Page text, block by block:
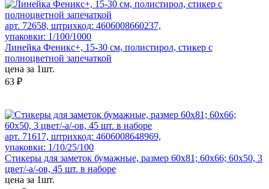
арт. 72658, штрихкод: 4606008660237,
упаковки: 1/100/1000
Линейка Феникс+, 15-30 см, полистирол, стикер с
полноцветной запечаткой
цена за 1шт.
63 ₽
арт. 71617, штрихкод: 4606008648969,
упаковки: 1/10/25/100
Стикеры для заметок бумажные, размер 60х81; 60х66; 60х50, 3
цвет/-а/-ов, 45 шт. в наборе
цена за 1шт.